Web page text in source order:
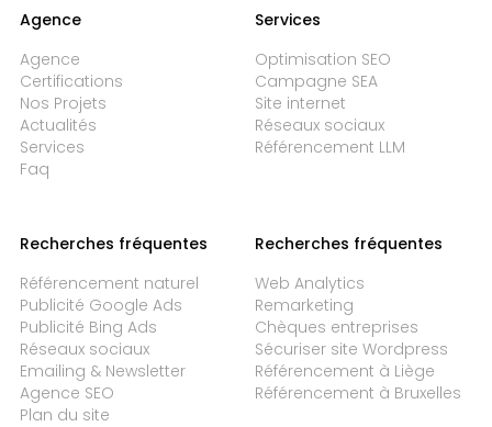
Agence
Agence
Certifications
Nos Projets
Actualités
Services
Faq
Services
Optimisation SEO
Campagne SEA
Site internet
Réseaux sociaux
Référencement LLM
Recherches fréquentes
Référencement naturel
Publicité Google Ads
Publicité Bing Ads
Réseaux sociaux
Emailing & Newsletter
Agence SEO
Plan du site
Recherches fréquentes
Web Analytics
Remarketing
Chèques entreprises
Sécuriser site Wordpress
Référencement à Liège
Référencement à Bruxelles